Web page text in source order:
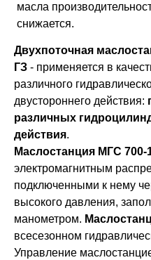
масла
снижается.
Двухпоточная
ГЗ - применяется в
различного
двустороннего действия:
различных
действия.
Маслостанция МГС 700-
электромагнитным
подключенными к нему
высокого давления,
манометром.
всесезонном
Управление